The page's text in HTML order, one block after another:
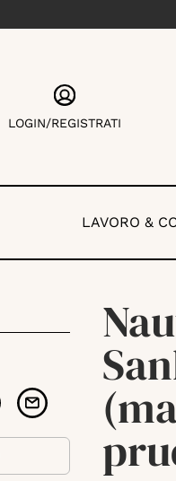
LOGIN/REGISTRATI
LAVORO &